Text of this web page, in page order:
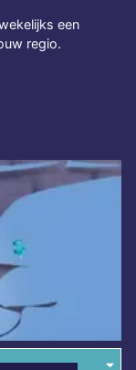
een
regio.